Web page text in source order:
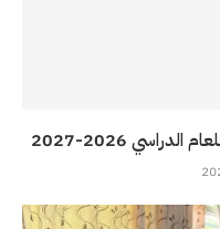
2026-2027